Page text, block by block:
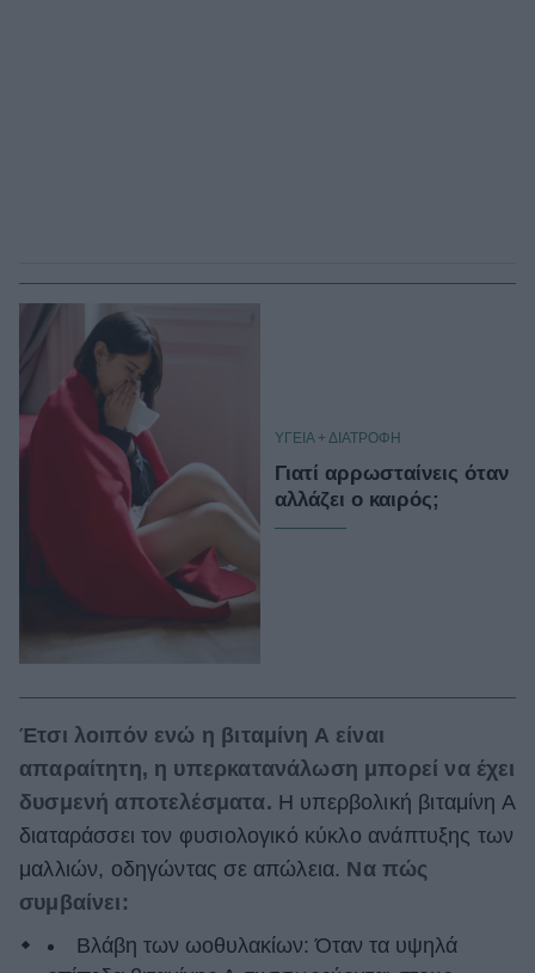
ΥΓΕΙΑ + ΔΙΑΤΡΟΦΗ
Γιατί αρρωσταίνεις όταν
αλλάζει ο καιρός;
Έτσι λοιπόν ενώ η βιταμίνη Α είναι
απαραίτητη, η υπερκατανάλωση μπορεί να έχει
δυσμενή αποτελέσματα. Η υπερβολική βιταμίνη Α
διαταράσσει τον φυσιολογικό κύκλο ανάπτυξης των
μαλλιών, οδηγώντας σε απώλεια. Να πώς
συμβαίνει:
Βλάβη των ωοθυλακίων: Όταν τα υψηλά